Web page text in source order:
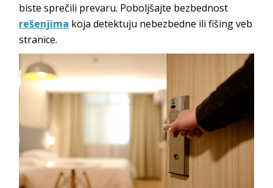
biste sprečili prevaru. Poboljšajte bezbednost
rešenjima koja detektuju nebezbedne ili fišing veb
stranice.